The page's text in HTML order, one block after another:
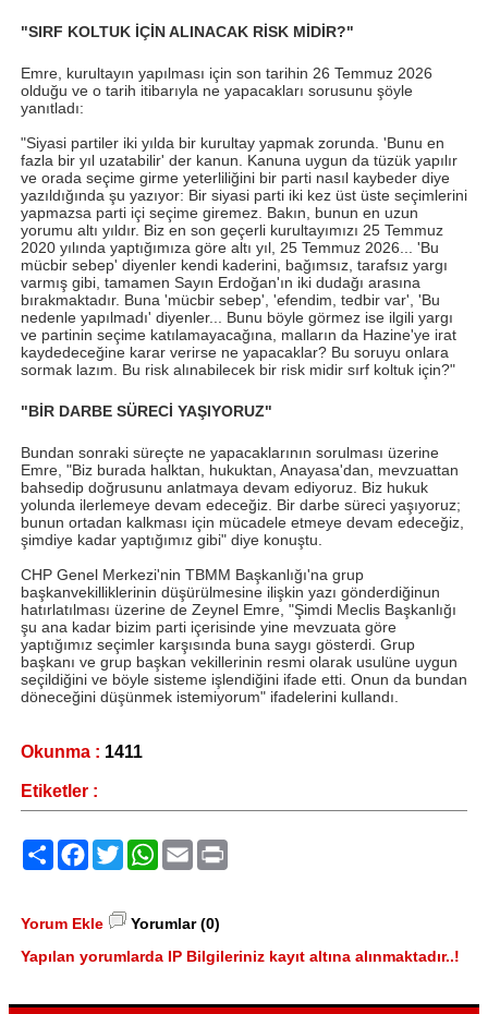
"SIRF KOLTUK İÇİN ALINACAK RİSK MİDİR?"
Emre, kurultayın yapılması için son tarihin 26 Temmuz 2026
olduğu ve o tarih itibarıyla ne yapacakları sorusunu şöyle
yanıtladı:
"Siyasi partiler iki yılda bir kurultay yapmak zorunda. 'Bunu en
fazla bir yıl uzatabilir' der kanun. Kanuna uygun da tüzük yapılır
ve orada seçime girme yeterliliğini bir parti nasıl kaybeder diye
yazıldığında şu yazıyor: Bir siyasi parti iki kez üst üste seçimlerini
yapmazsa parti içi seçime giremez. Bakın, bunun en uzun
yorumu altı yıldır. Biz en son geçerli kurultayımızı 25 Temmuz
2020 yılında yaptığımıza göre altı yıl, 25 Temmuz 2026... 'Bu
mücbir sebep' diyenler kendi kaderini, bağımsız, tarafsız yargı
varmış gibi, tamamen Sayın Erdoğan'ın iki dudağı arasına
bırakmaktadır. Buna 'mücbir sebep', 'efendim, tedbir var', 'Bu
nedenle yapılmadı' diyenler... Bunu böyle görmez ise ilgili yargı
ve partinin seçime katılamayacağına, malların da Hazine'ye irat
kaydedeceğine karar verirse ne yapacaklar? Bu soruyu onlara
sormak lazım. Bu risk alınabilecek bir risk midir sırf koltuk için?"
"BİR DARBE SÜRECİ YAŞIYORUZ"
Bundan sonraki süreçte ne yapacaklarının sorulması üzerine
Emre, "Biz burada halktan, hukuktan, Anayasa'dan, mevzuattan
bahsedip doğrusunu anlatmaya devam ediyoruz. Biz hukuk
yolunda ilerlemeye devam edeceğiz. Bir darbe süreci yaşıyoruz;
bunun ortadan kalkması için mücadele etmeye devam edeceğiz,
şimdiye kadar yaptığımız gibi" diye konuştu.
CHP Genel Merkezi'nin TBMM Başkanlığı'na grup
başkanvekilliklerinin düşürülmesine ilişkin yazı gönderdiğinun
hatırlatılması üzerine de Zeynel Emre, "Şimdi Meclis Başkanlığı
şu ana kadar bizim parti içerisinde yine mevzuata göre
yaptığımız seçimler karşısında buna saygı gösterdi. Grup
başkanı ve grup başkan vekillerinin resmi olarak usulüne uygun
seçildiğini ve böyle sisteme işlendiğini ifade etti. Onun da bundan
döneceğini düşünmek istemiyorum" ifadelerini kullandı.
Okunma : 1411
Etiketler :
PaylaşFacebook
TwitterWhatsApp
Email
Yorum Ekle
Yorumlar (0)
Yapılan yorumlarda IP Bilgileriniz kayıt altına alınmaktadır..!